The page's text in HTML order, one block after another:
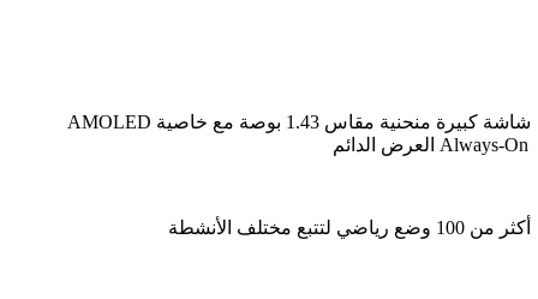
شاشة
كبيرة منحنية مقاس 1.43 بوصة مع خاصية
العرض الدائم Always-On
أكثر من 100 وضع رياضي لتتبع مختلف الأنشطة